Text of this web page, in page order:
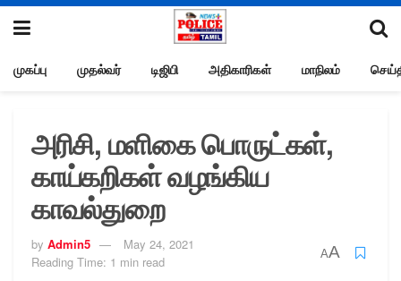
முகப்பு முதல்வர் டிஜிபி அதிகாரிகள் மாநிலம்
அரிசி, மளிகை பொருட்கள்,
காய்கறிகள் வழங்கிய
காவல்துறை
by Admin5
May 24, 2021
Reading Time: 1 min read
AA